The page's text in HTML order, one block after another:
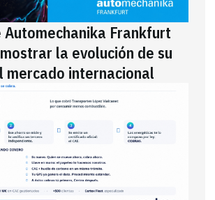
Automechanika Frankfurt
la evolución de su
mercado internacional